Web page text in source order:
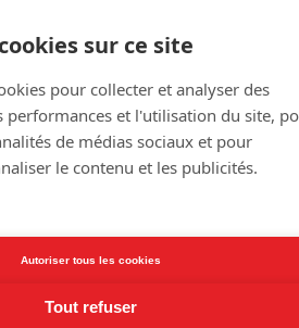
sur ce site
pour collecter et analyser des
performances et l'utilisation du site,
de médias sociaux et pour
le contenu et les publicités.
Autoriser tous les cookies
Tout refuser